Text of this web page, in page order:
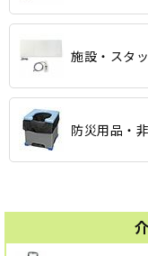
施設・スタ
防災用品・